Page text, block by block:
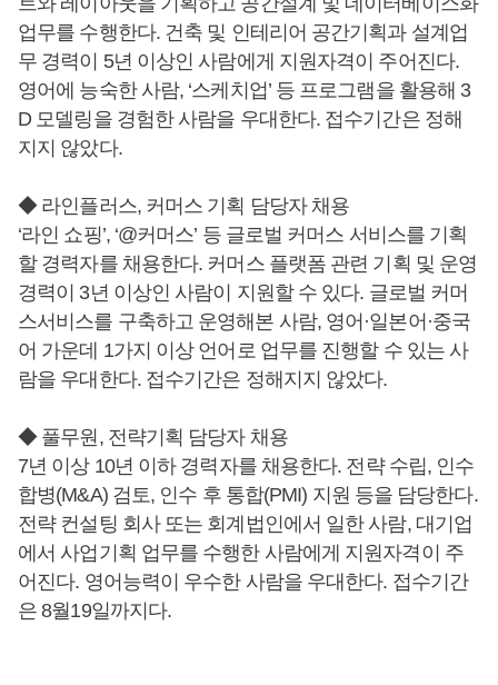
업무를 수행한다. 건축 및 인테리어 공간기획과 설계업
무 경력이 5년 이상인 사람에게 지원자격이 주어진다.
영어에 능숙한 사람, ‘스케치업’ 등 프로그램을 활용해 3
D 모델링을 경험한 사람을 우대한다. 접수기간은 정해
지지 않았다.
◆ 라인플러스, 커머스 기획 담당자 채용
‘라인 쇼핑’, ‘@커머스’ 등 글로벌 커머스 서비스를 기획
할 경력자를 채용한다. 커머스 플랫폼 관련 기획 및 운영
경력이 3년 이상인 사람이 지원할 수 있다. 글로벌 커머
스서비스를 구축하고 운영해본 사람, 영어·일본어·중국
어 가운데 1가지 이상 언어로 업무를 진행할 수 있는 사
람을 우대한다. 접수기간은 정해지지 않았다.
◆ 풀무원, 전략기획 담당자 채용
7년 이상 10년 이하 경력자를 채용한다. 전략 수립, 인수
합병(M&A) 검토, 인수 후 통합(PMI) 지원 등을 담당한다.
전략 컨설팅 회사 또는 회계법인에서 일한 사람, 대기업
에서 사업기획 업무를 수행한 사람에게 지원자격이 주
어진다. 영어능력이 우수한 사람을 우대한다. 접수기간
은 8월19일까지다.